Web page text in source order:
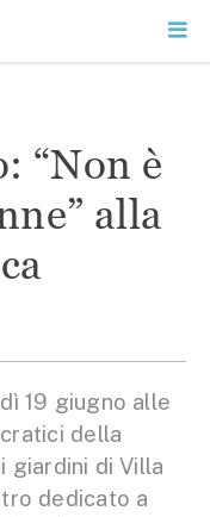
“Non è
alla
19 giugno alle
della
giardini di Villa
dedicato a